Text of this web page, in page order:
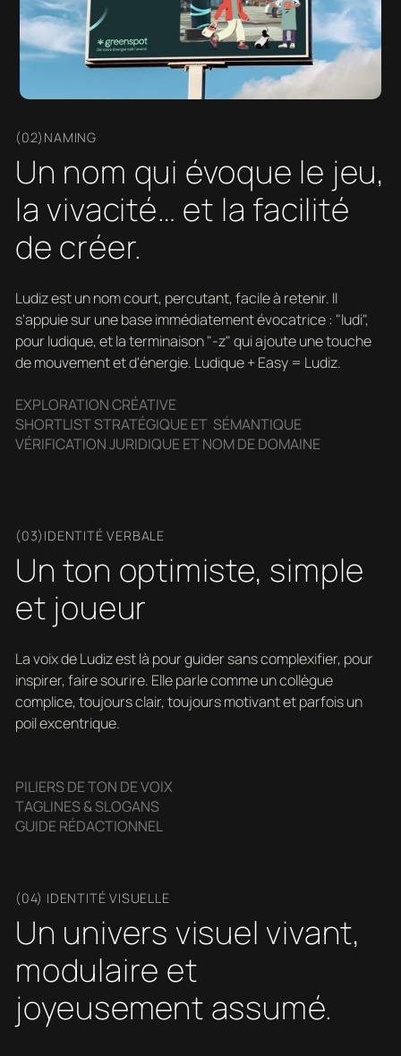
(02)NAMING
Un nom qui évoque le jeu,
la vivacité… et la facilité
de créer.
Ludiz est un nom court, percutant, facile à retenir. Il
s'appuie sur une base immédiatement évocatrice : "ludi",
pour ludique, et la terminaison "-z" qui ajoute une touche
de mouvement et d'énergie. Ludique + Easy = Ludiz.
EXPLORATION CRÉATIVE
SHORTLIST STRATÉGIQUE ET SÉMANTIQUE
VÉRIFICATION JURIDIQUE ET NOM DE DOMAINE
(03)IDENTITÉ VERBALE
Un ton optimiste, simple
et joueur
La voix de Ludiz est là pour guider sans complexifier, pour
inspirer, faire sourire. Elle parle comme un collègue
complice, toujours clair, toujours motivant et parfois un
poil excentrique.
PILIERS DE TON DE VOIX
TAGLINES & SLOGANS
GUIDE RÉDACTIONNEL
(04) IDENTITÉ VISUELLE
Un univers visuel vivant,
modulaire et
joyeusement assumé.